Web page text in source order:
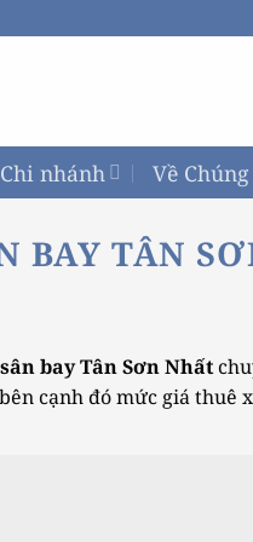
Chi nhánh Về
BAY TÂN
bay Tân Sơn Nhất
cạnh đó mức giá